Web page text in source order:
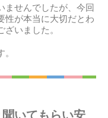
ませんでしたが、今回
性が本当に大切だとわ
いました。
いてもらい安